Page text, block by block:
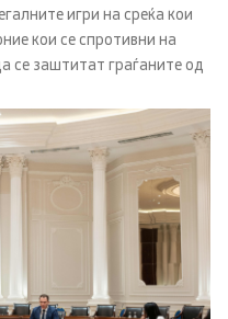
игри на среќа кои
кои се спротивни на
се заштитат граѓаните од